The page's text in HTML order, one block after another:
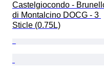
Castelgiocondo -
di Montalcino DOCG - 3
Sticle (0.75L)